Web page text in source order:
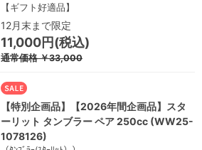
【ギフト好適品】
12月末まで限定
11,000円(税込)
通常価格￥33,000
【特別企画品】【2026年間企画品】スタ
ーリット タンブラー ペア 250cc (WW25-
1078126)